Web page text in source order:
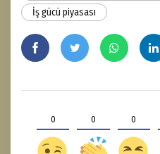
İş gücü piyasası
0 0 0